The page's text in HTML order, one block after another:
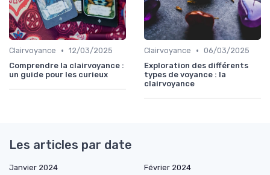
Clairvoyance • 12/03/2025
Comprendre la clairvoyance :
un guide pour les curieux
Clairvoyance • 06/03/2025
Exploration des différents
types de voyance : la
clairvoyance
Les articles par date
Janvier 2024
Février 2024